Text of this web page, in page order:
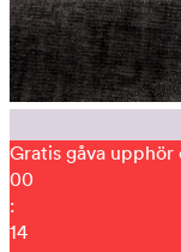
Gratis gåva upphör
00
:
14